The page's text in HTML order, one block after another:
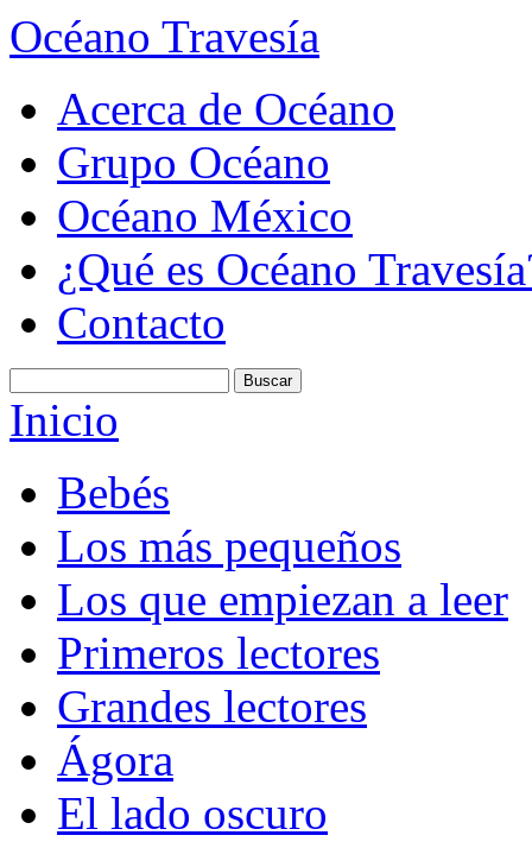
Océano Travesía
Acerca de Océano
Grupo Océano
Océano México
¿Qué es Océano
Contacto
Inicio
Bebés
Los más pequeños
Los que empiezan a leer
Primeros lectores
Grandes lectores
Ágora
El lado oscuro